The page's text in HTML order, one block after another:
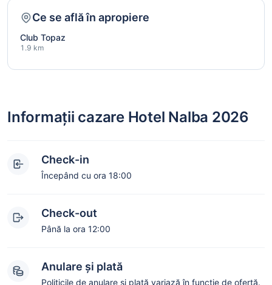
Ce se află în apropiere
Club Topaz
1.9 km
Informații cazare Hotel Nalba 2026
Check-in
Începând cu ora 18:00
Check-out
Până la ora 12:00
Anulare și plată
Politicile de anulare și plată variază în funcție de ofertă.